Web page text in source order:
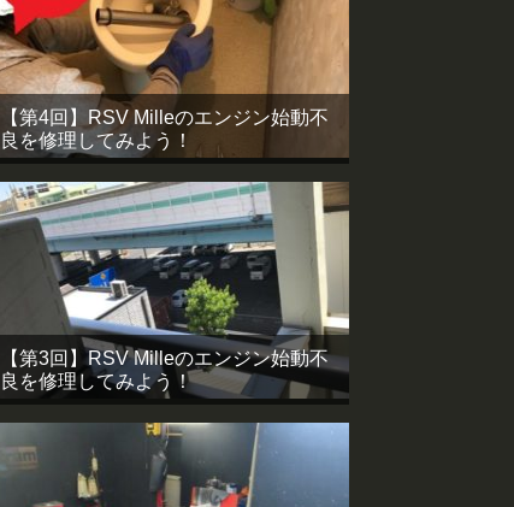
【第4回】RSV Milleのエンジン始動不
良を修理してみよう！
【第3回】RSV Milleのエンジン始動不
良を修理してみよう！